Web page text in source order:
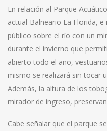
En relación al Parque
actual Balneario La Florida,
público sobre el río con un
durante el invierno que
abierto todo el año,
mismo se realizará sin tocar
Además, la altura de los
mirador de ingreso,
Cabe señalar que el parque